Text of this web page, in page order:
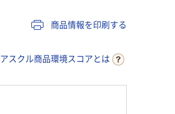
商品情報を印刷する
アスクル商品環境スコアとは